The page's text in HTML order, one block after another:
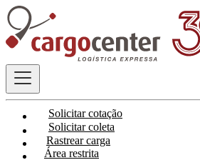
Solicitar cotação
Solicitar coleta
Rastrear carga
Área restrita